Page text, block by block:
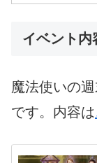
イベント内
魔法使いの
です。内容は